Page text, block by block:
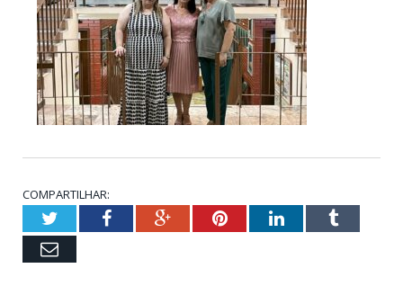
COMPARTILHAR:
TwitterFacebookGoogle+PinterestLinkedInTumblr
Email